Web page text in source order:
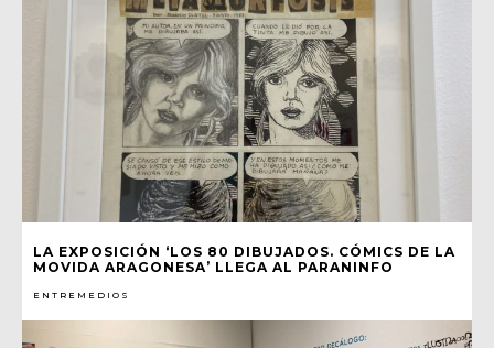
LA EXPOSICIÓN ‘LOS 80 DIBUJADOS. CÓMICS DE LA
MOVIDA ARAGONESA’ LLEGA AL PARANINFO
ENTREMEDIOS